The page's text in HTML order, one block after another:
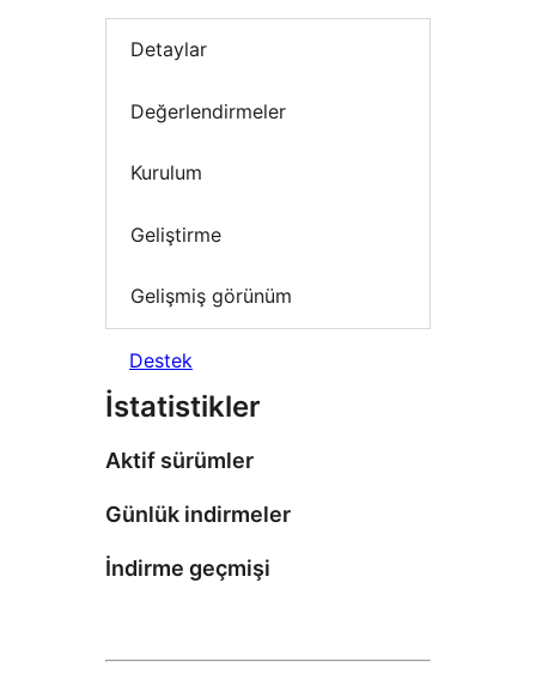
Detaylar
Değerlendirmeler
Kurulum
Geliştirme
Gelişmiş görünüm
Destek
İstatistikler
Aktif sürümler
Günlük indirmeler
İndirme geçmişi